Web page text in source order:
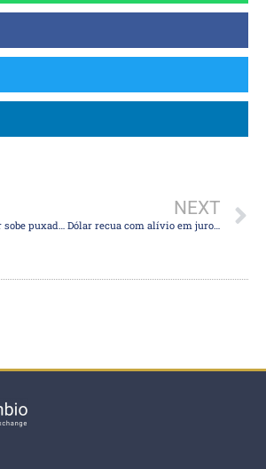
Após hesitar, dólar sobe puxado por importador e empresas para remessas ao exterior
NEXT
Dólar recua com alívio em juros futuros e de Treasuries e por sinais de Campos Neto